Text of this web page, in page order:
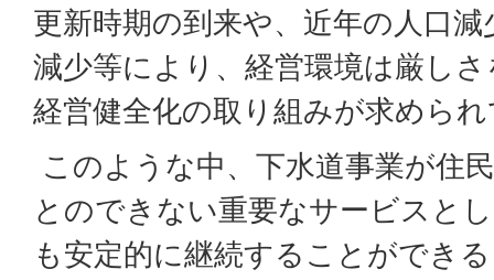
更新時期の到来や、近年の人口
減少等により、経営環境は厳し
経営健全化の取り組みが求めら
このような中、下水道事業が住
とのできない重要なサービスと
も安定的に継続することができ